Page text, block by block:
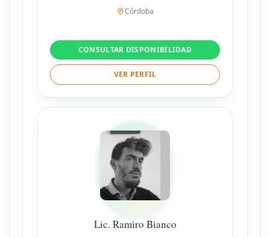
Córdoba
CONSULTAR DISPONIBILIDAD
VER PERFIL
Lic. Ramiro Bianco